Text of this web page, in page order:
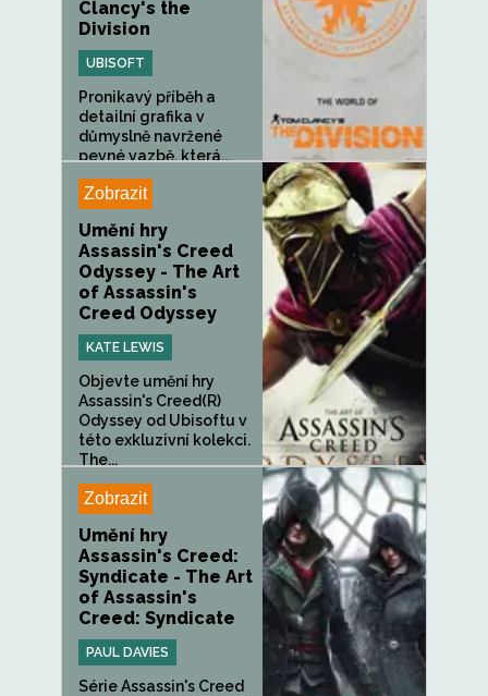
Clancy's the
Division
UBISOFT
Pronikavý příběh a
detailní grafika v
důmyslně navržené
pevné vazbě, která...
Zobrazit
Umění hry
Assassin's Creed
Odyssey - The Art
of Assassin's
Creed Odyssey
KATE LEWIS
Objevte umění hry
Assassin's Creed(R)
Odyssey od Ubisoftu v
této exkluzivní kolekci.
The...
Zobrazit
Umění hry
Assassin's Creed:
Syndicate - The Art
of Assassin's
Creed: Syndicate
PAUL DAVIES
Série Assassin's Creed